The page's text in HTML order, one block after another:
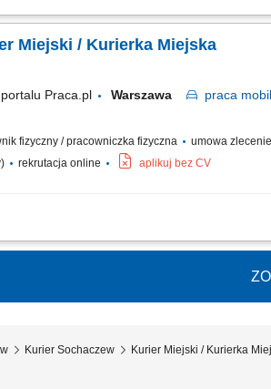
obowiązków: przewóz i dostarczanie towarów
Miejski / Kurierka Miejska
Praca.pl Warszawa praca
fizyczny / pracowniczka fizyczna umowa
rekrutacja online aplikuj bez CV
dostarczanie posiłków, zakupów oraz drobnych
Kurier Sochaczew Kurier Miejski / Kurierka